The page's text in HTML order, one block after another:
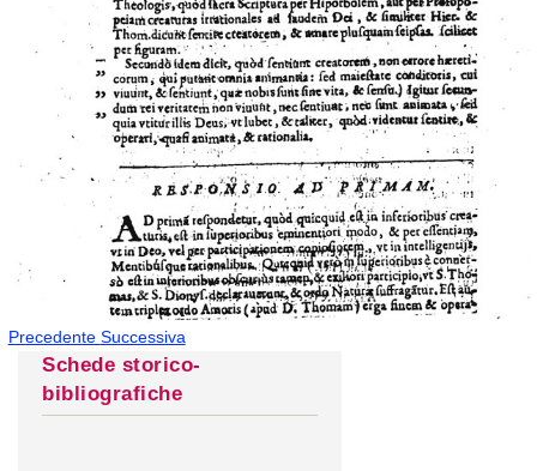
Precedente Successiva
Schede storico-
bibliografiche